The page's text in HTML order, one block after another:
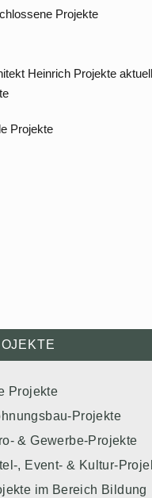
Projekte
Projekte
Projekte
Projekte
& Gewerbe-Projekte
, Event- & Kultur-
im Bereich Bildung